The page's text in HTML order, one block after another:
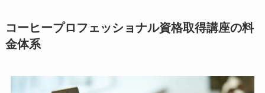
コーヒープロフェッショナル資格取得講座の料
金体系